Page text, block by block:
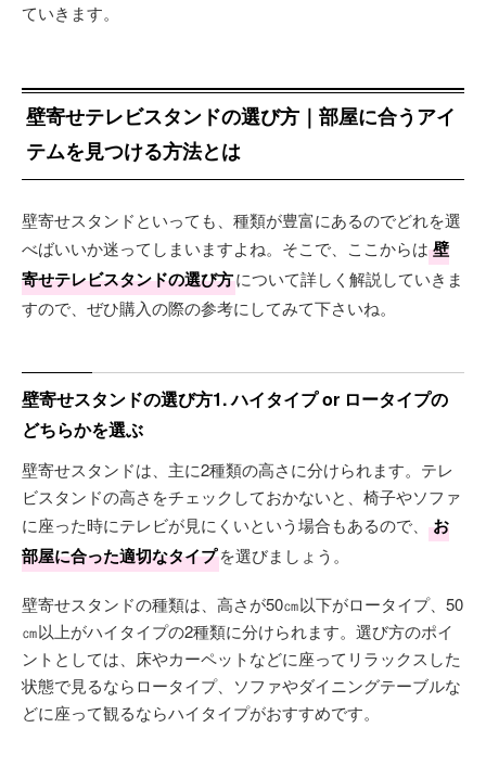
ていきます。
壁寄せテレビスタンドの選び方｜部屋に合うアイ
テムを見つける方法とは
壁寄せスタンドといっても、種類が豊富にあるのでどれを選
べばいいか迷ってしまいますよね。そこで、ここからは 壁
寄せテレビスタンドの選び方について詳しく解説していきま
すので、ぜひ購入の際の参考にしてみて下さいね。
壁寄せスタンドの選び方1. ハイタイプ or ロータイプの
どちらかを選ぶ
壁寄せスタンドは、主に2種類の高さに分けられます。テレ
ビスタンドの高さをチェックしておかないと、椅子やソファ
に座った時にテレビが見にくいという場合もあるので、
お
部屋に合った適切なタイプを選びましょう。
壁寄せスタンドの種類は、高さが50㎝以下がロータイプ、50
㎝以上がハイタイプの2種類に分けられます。選び方のポイ
ントとしては、床やカーペットなどに座ってリラックスした
状態で見るならロータイプ、ソファやダイニングテーブルな
どに座って観るならハイタイプがおすすめです。